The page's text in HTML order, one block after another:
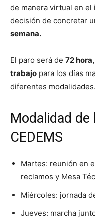
de manera virtual en
decisión de concretar
semana.
El paro será de 72
trabajo para los días
diferentes modalidades.
Modalidad de
CEDEMS
Martes: reunión en
reclamos y Mesa
Miércoles: jornada
Jueves: marcha